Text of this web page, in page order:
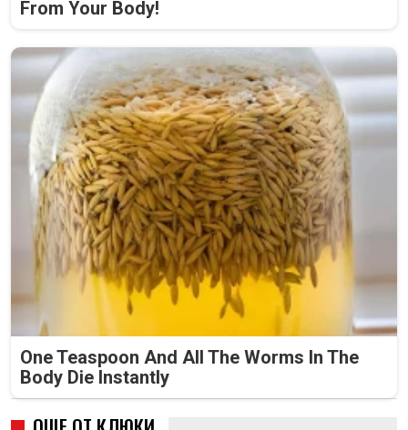
From Your Body!
One Teaspoon And All The Worms In The
Body Die Instantly